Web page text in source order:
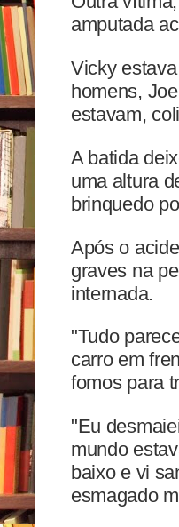
amputada
Vicky
homens,
estavam,
A batida
uma altura
brinquedo
Após o
graves na
internada.
"Tudo
carro em
fomos para
"Eu
mundo
baixo e vi
esmagado